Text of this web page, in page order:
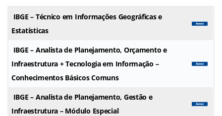
IBGE – Técnico em Informações Geográficas e
Estatísticas
IBGE – Analista de Planejamento, Orçamento e
Infraestrutura + Tecnologia em Informação –
Conhecimentos Básicos Comuns
IBGE – Analista de Planejamento, Gestão e
Infraestrutura – Módulo Especial